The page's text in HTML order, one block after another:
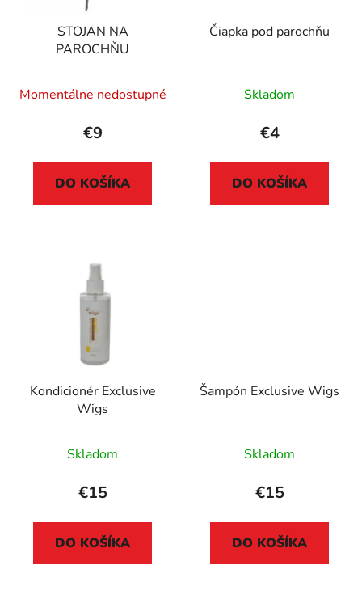
STOJAN NA
PAROCHŇU
Momentálne nedostupné
€9
DO KOŠÍKA
Čiapka pod parochňu
Skladom
€4
DO KOŠÍKA
Kondicionér Exclusive
Wigs
Skladom
€15
DO KOŠÍKA
Šampón Exclusive Wigs
Skladom
€15
DO KOŠÍKA